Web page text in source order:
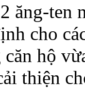
ăng-ten
cho
hộ
thiện